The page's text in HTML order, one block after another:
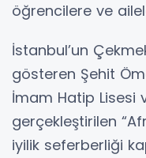
öğrencilere ve
İstanbul’un
gösteren Şehit
İmam Hatip Lisesi
gerçekleştirilen
iyilik seferberliği